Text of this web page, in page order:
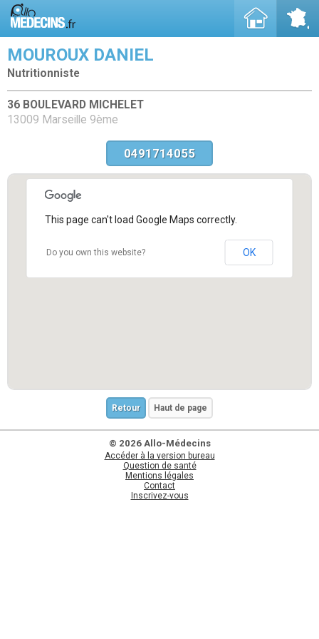
MOUROUX DANIEL
Nutritionniste
36 BOULEVARD MICHELET
13009 Marseille 9ème
0491714055
This page can't load Google Maps correctly.
Do you own this website? OK
Retour Haut de page
© 2026 Allo-Médecins
Accéder à la version bureau
Question de santé
Mentions légales
Contact
Inscrivez-vous